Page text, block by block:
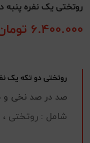
روتختی یک نفره پنبه
6.400.000
روتختی دو تکه یک
صد در صد نخی
شامل : روتختی